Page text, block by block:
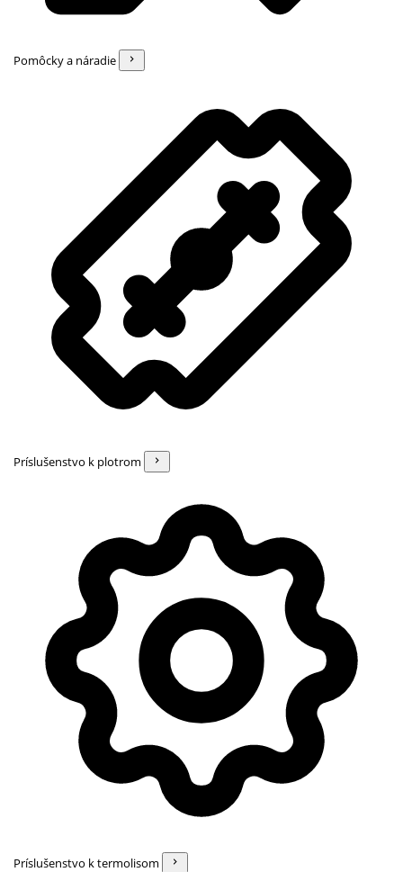
Pomôcky a náradie
Príslušenstvo k plotrom
Príslušenstvo k termolisom